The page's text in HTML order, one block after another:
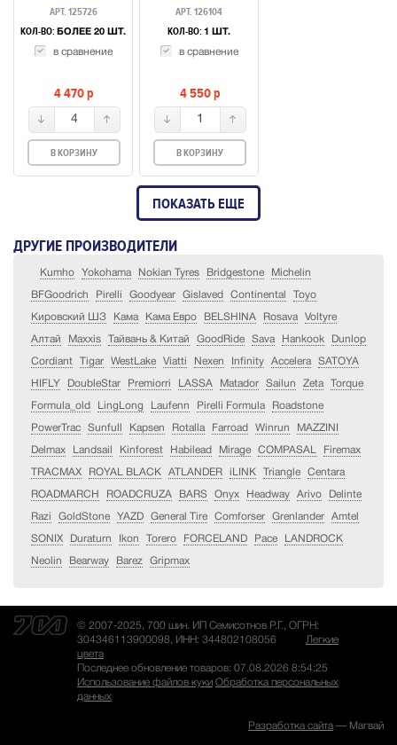
АРТ. 125726
КОЛ-ВО: БОЛЕЕ 20 ШТ.
в сравнение
4 470p
4
В КОРЗИНУ
АРТ. 126104
КОЛ-ВО: 1 ШТ.
в сравнение
4 550p
1
В КОРЗИНУ
ПОКАЗАТЬ ЕЩЕ
ДРУГИЕ ПРОИЗВОДИТЕЛИ
Kumho Yokohama Nokian Tyres Bridgestone Michelin
BFGoodrich Pirelli Goodyear Gislaved Continental Toyo
Кировский ШЗ Кама Кама Евро BELSHINA Rosava Voltyre
Алтай Maxxis Тайвань & Китай GoodRide Sava Hankook Dunlop
Cordiant Tigar WestLake Viatti Nexen Infinity Accelera SATOYA
HIFLY DoubleStar Premiorri LASSA Matador Sailun Zeta Torque
Formula_old LingLong Laufenn Pirelli Formula Roadstone
PowerTrac Sunfull Kapsen Rotalla Farroad Winrun MAZZINI
Delmax Landsail Kinforest Habilead Mirage COMPASAL Firemax
TRACMAX ROYAL BLACK ATLANDER iLINK Triangle Centara
ROADMARCH ROADCRUZA BARS Onyx Headway Arivo Delinte
Razi GoldStone YAZD General Tire Comforser Grenlander Amtel
SONIX Duraturn Ikon Torero FORCELAND Pace LANDROCK
Neolin Bearway Barez Gripmax
© 2007-2025, 700 шин. ИП Семисотнов Р.Г., ОГРН:
304346113900098, ИНН: 344802108056
Легкие
цвета
Последнее обновление товаров: 07.08.2026 8:54:25
Использование файлов куки Обработка персональных
данных
Разработка сайта — Магвай